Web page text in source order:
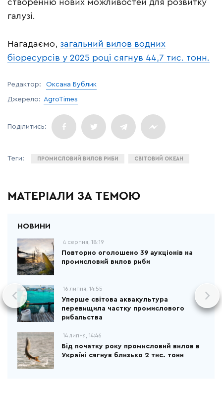
створенню нових можливостей для розвитку
галузі.
Нагадаємо, загальний вилов водних
біоресурсів у 2025 році сягнув 44,7 тис. тонн.
Редактор: Оксана Бублик
Джерело: AgroTimes
ПРОМИСЛОВИЙ ВИЛОВ РИБИ СВІТОВИЙ ОКЕАН
МАТЕРІАЛИ ЗА ТЕМОЮ
4 серпня, 18:19
Повторно оголошено 39 аукціонів на
промисловий вилов риби
16 липня, 14:55
Уперше світова аквакультура
перевищила частку промислового
рибальства
14 липня, 14:46
Від початку року промисловий вилов в
Україні сягнув близько 2 тис. тонн